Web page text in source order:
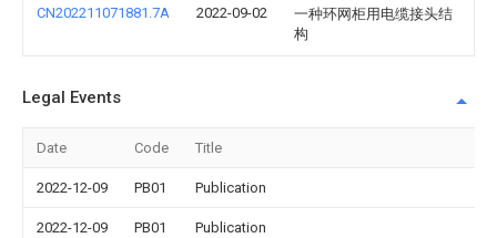
CN202211071881.7A 2022-09-02
一种环网柜用电缆接头结
构
Legal Events
Date Code Title
2022-12-09 PB01 Publication
2022-12-09 PB01 Publication